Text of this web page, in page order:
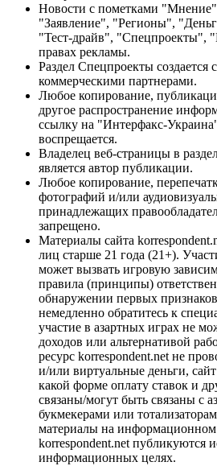
Новости с пометками
"Заявление", "Регионы",
"Тест-драйв", "Спецпроекты",
правах рекламы.
Раздел Спецпроекты создается
коммерческими партнерами.
Любое копирование,
другое распространение
ссылку на "Интерфакс-
воспрещается.
Владелец веб-страницы в
является автор публикации.
Любое копирование,
фотографий и/или
принадлежащих
запрещено.
Материалы сайта
лиц старше 21 года (21+).
может вызвать игровую
правила (принципы)
обнаружении первых
немедленно обратитесь к
участие в азартных играх не
доходов или альтернативой
ресурс korrespondent.net не
и/или виртуальные деньги,
какой форме оплату ставок и
связаны/могут быть связаны с
букмекерами или
материалы на информационном
korrespondent.net публикуются
информационных целях.